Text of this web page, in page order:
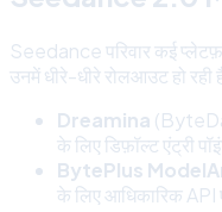
Seedance परिवार कई
उनमें धीरे-धीरे रोलआउट हो रही
Dreamina
के लिए डिफ़ॉल्ट एंट्री
BytePlus
के लिए आधिकारिक